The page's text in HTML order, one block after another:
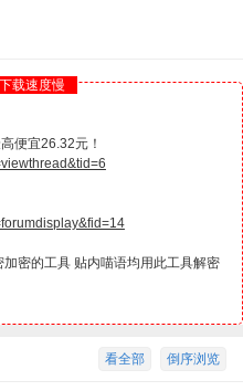
载速度慢
便宜26.32元！
密的工具 贴内喵语均用此工具解密
倒序浏览
看全部